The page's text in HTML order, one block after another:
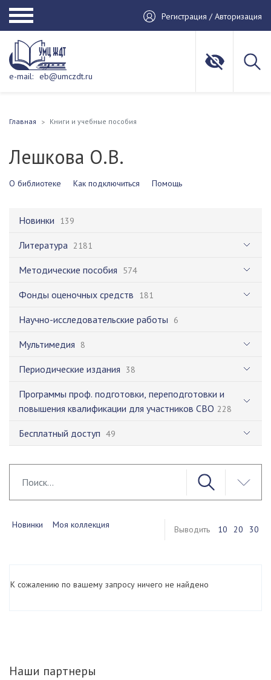
Регистрация / Авторизация
e-mail: eb@umczdt.ru
Главная Книги и учебные пособия
Лешкова О.В.
О библиотеке Как подключиться Помощь
Новинки 139
Литература 2181
Методические пособия 574
Фонды оценочных средств 181
Научно-исследовательские работы 6
Мультимедия 8
Периодические издания 38
Программы проф. подготовки, переподготовки и
повышения квалификации для участников СВО 228
Бесплатный доступ 49
Новинки Моя коллекция Выводить 10 20 30
К сожалению по вашему запросу ничего не найдено
Наши партнеры